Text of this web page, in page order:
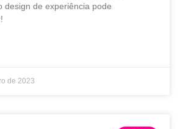
design de experiência pode
de 2023